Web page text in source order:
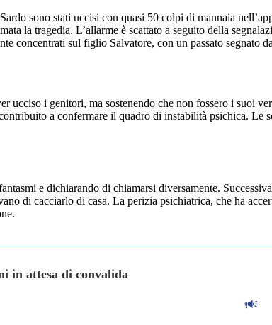
sono stati uccisi con quasi 50 colpi di mannaia
la tragedia. L’allarme è scattato a seguito della
concentrati sul figlio Salvatore, con un passato segnato
ucciso i genitori, ma sostenendo che non fossero i suoi
a confermare il quadro di instabilità psichica. Le
e dichiarando di chiamarsi diversamente.
di cacciarlo di casa. La perizia psichiatrica, che ha
in attesa di convalida